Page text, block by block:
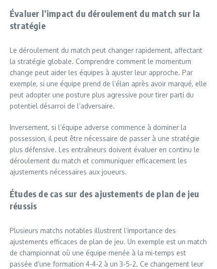
Évaluer l’impact du déroulement du match sur la
stratégie
Le déroulement du match peut changer rapidement, affectant
la stratégie globale. Comprendre comment le momentum
change peut aider les équipes à ajuster leur approche. Par
exemple, si une équipe prend de l’élan après avoir marqué, elle
peut adopter une posture plus agressive pour tirer parti du
potentiel désarroi de l’adversaire.
Inversement, si l’équipe adverse commence à dominer la
possession, il peut être nécessaire de passer à une stratégie
plus défensive. Les entraîneurs doivent évaluer en continu le
déroulement du match et communiquer efficacement les
ajustements nécessaires aux joueurs.
Études de cas sur des ajustements de plan de jeu
réussis
Plusieurs matchs notables illustrent l’importance des
ajustements efficaces de plan de jeu. Un exemple est un match
de championnat où une équipe menée à la mi-temps est
passée d’une formation 4-4-2 à un 3-5-2. Ce changement leur